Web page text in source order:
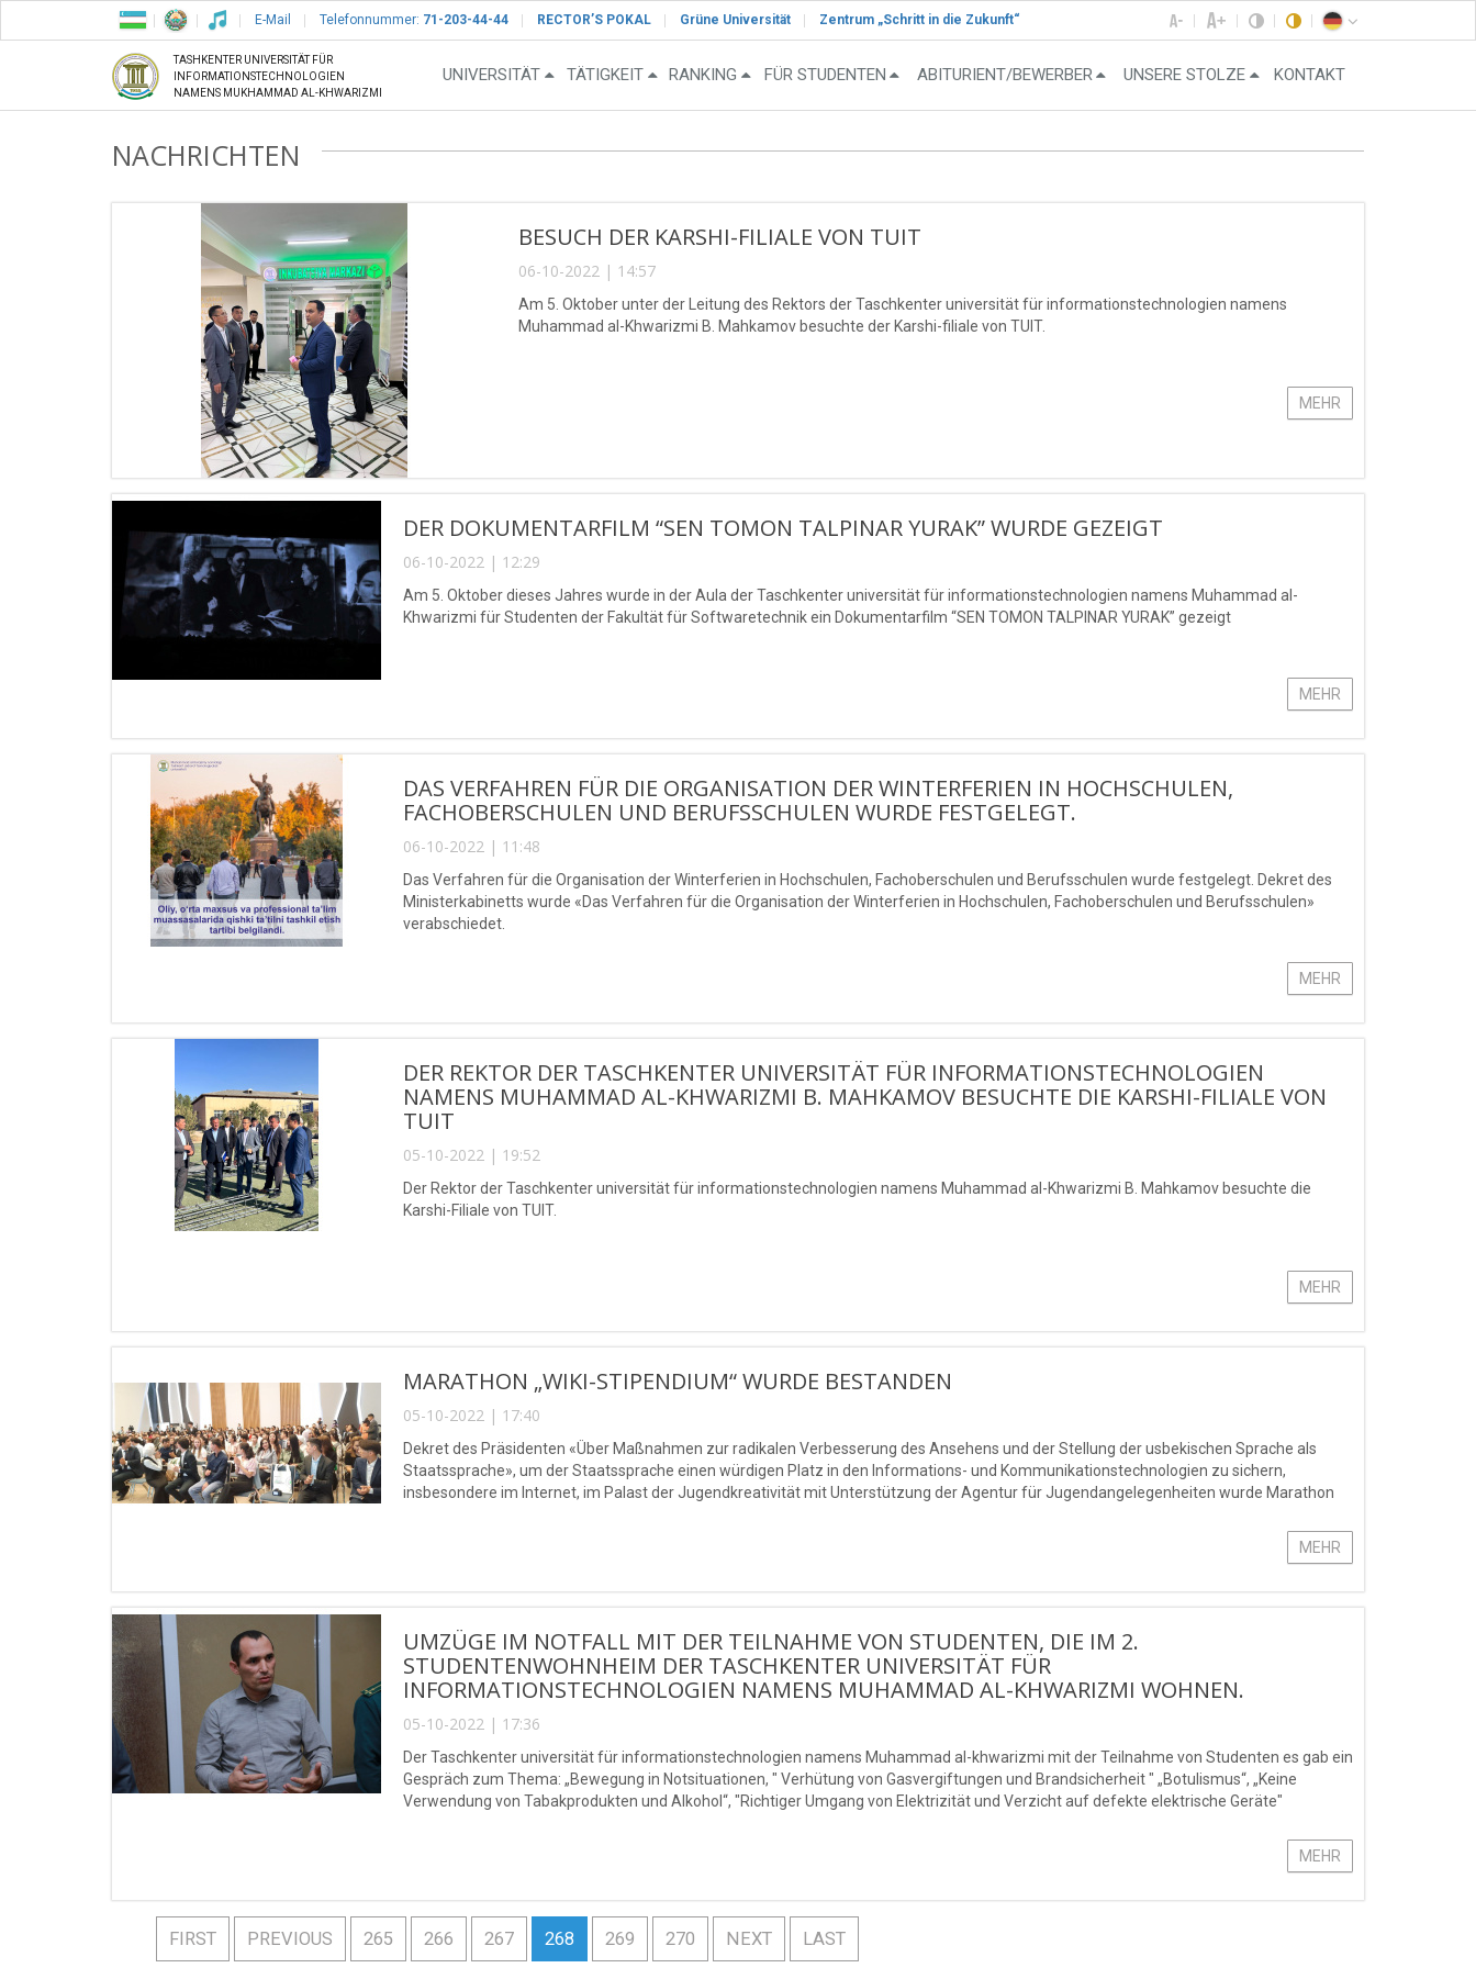
E-Mail Telefonnummer: 71-203-44-44 RECTOR’S POKAL Grüne Universität Zentrum „Schritt in die Zukunft“
TASHKENTER UNIVERSITÄT FÜR
INFORMATIONSTECHNOLOGIEN
NAMENS MUKHAMMAD AL-KHWARIZMI
UNIVERSITÄT TÄTIGKEIT RANKING FÜR STUDENTEN ABITURIENT/BEWERBER UNSERE STOLZE KONTAKT
NACHRICHTEN
BESUCH DER KARSHI-FILIALE VON TUIT
06-10-2022 | 14:57
Am 5. Oktober unter der Leitung des Rektors der Taschkenter universität für informationstechnologien namens
Muhammad al-Khwarizmi B. Mahkamov besuchte der Karshi-filiale von TUIT.
MEHR
DER DOKUMENTARFILM “SEN TOMON TALPINAR YURAK” WURDE GEZEIGT
06-10-2022 | 12:29
Am 5. Oktober dieses Jahres wurde in der Aula der Taschkenter universität für informationstechnologien namens Muhammad al-
Khwarizmi für Studenten der Fakultät für Softwaretechnik ein Dokumentarfilm “SEN TOMON TALPINAR YURAK” gezeigt
MEHR
DAS VERFAHREN FÜR DIE ORGANISATION DER WINTERFERIEN IN HOCHSCHULEN,
FACHOBERSCHULEN UND BERUFSSCHULEN WURDE FESTGELEGT.
06-10-2022 | 11:48
Das Verfahren für die Organisation der Winterferien in Hochschulen, Fachoberschulen und Berufsschulen wurde festgelegt. Dekret des
Ministerkabinetts wurde «Das Verfahren für die Organisation der Winterferien in Hochschulen, Fachoberschulen und Berufsschulen»
verabschiedet.
MEHR
DER REKTOR DER TASCHKENTER UNIVERSITÄT FÜR INFORMATIONSTECHNOLOGIEN
NAMENS MUHAMMAD AL-KHWARIZMI B. MAHKAMOV BESUCHTE DIE KARSHI-FILIALE VON
TUIT
05-10-2022 | 19:52
Der Rektor der Taschkenter universität für informationstechnologien namens Muhammad al-Khwarizmi B. Mahkamov besuchte die
Karshi-Filiale von TUIT.
MEHR
MARATHON „WIKI-STIPENDIUM“ WURDE BESTANDEN
05-10-2022 | 17:40
Dekret des Präsidenten «Über Maßnahmen zur radikalen Verbesserung des Ansehens und der Stellung der usbekischen Sprache als
Staatssprache», um der Staatssprache einen würdigen Platz in den Informations- und Kommunikationstechnologien zu sichern,
insbesondere im Internet, im Palast der Jugendkreativität mit Unterstützung der Agentur für Jugendangelegenheiten wurde Marathon
MEHR
UMZÜGE IM NOTFALL MIT DER TEILNAHME VON STUDENTEN, DIE IM 2.
STUDENTENWOHNHEIM DER TASCHKENTER UNIVERSITÄT FÜR
INFORMATIONSTECHNOLOGIEN NAMENS MUHAMMAD AL-KHWARIZMI WOHNEN.
05-10-2022 | 17:36
Der Taschkenter universität für informationstechnologien namens Muhammad al-khwarizmi mit der Teilnahme von Studenten es gab ein
Gespräch zum Thema: „Bewegung in Notsituationen, " Verhütung von Gasvergiftungen und Brandsicherheit " „Botulismus“, „Keine
Verwendung von Tabakprodukten und Alkohol“, "Richtiger Umgang von Elektrizität und Verzicht auf defekte elektrische Geräte"
MEHR
FIRST PREVIOUS 265 266 267 268 269 270 NEXT LAST